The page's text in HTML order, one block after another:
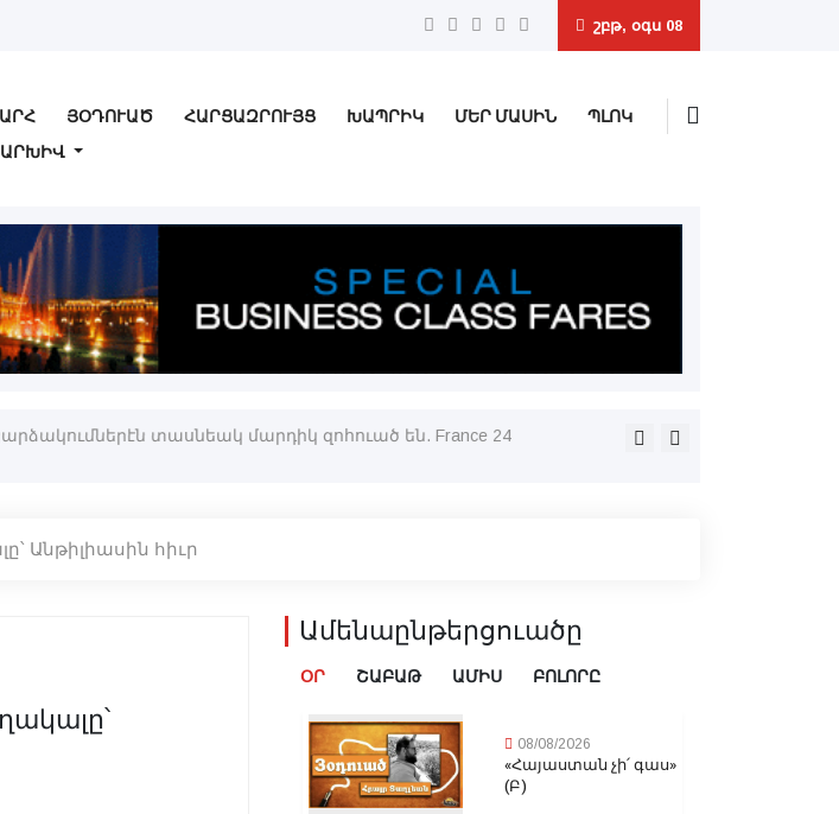
շբթ, օգս 08
ՅՕԴՈՒԱԾ ՀԱՐՑԱԶՐՈՒՅՑ ԽԱՊՐԻԿ ՄԵՐ ՄԱՍԻՆ
ՊԼՈԿ
ԱՐԽԻՎ
տասնեակ մարդիկ զոհուած են. France 24 The Total is Greater than the
Անթիլիասին հիւր
Ամենաընթերցուածը
ՕՐ ՇԱԲԱԹ ԱՄԻՍ ԲՈԼՈՐԸ
08/08/2026
«Հայաստան չի՛ գաս»
(Բ)